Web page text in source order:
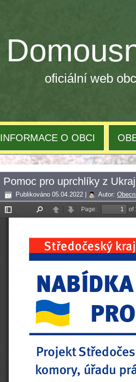
oficiální web
INFORMACE O OBCI
Pomoc pro uprchlíky z
Publikováno 05.04.2022 Autor: